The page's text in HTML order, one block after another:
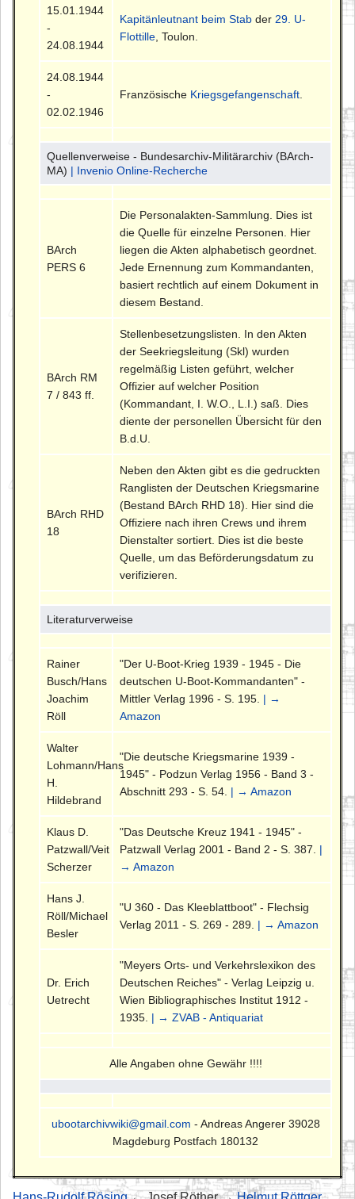
15.01.1944
-
24.08.1944
Kapitänleutnant beim Stab der 29. U-
Flottille , Toulon.
24.08.1944
-
02.02.1946
Französische Kriegsgefangenschaft
Quellenverweise - Bundesarchiv-Militärarchiv (BArch-
MA) | Invenio Online-Recherche
BArch
PERS 6
Die Personalakten-Sammlung. Dies ist
die Quelle für einzelne Personen. Hier
liegen die Akten alphabetisch geordnet.
Jede Ernennung zum Kommandanten,
basiert rechtlich auf einem Dokument in
diesem Bestand.
BArch RM
7 / 843 ff.
Stellenbesetzungslisten. In den Akten
der Seekriegsleitung (Skl) wurden
regelmäßig Listen geführt, welcher
Offizier auf welcher Position
(Kommandant, I. W.O., L.I.) saß. Dies
diente der personellen Übersicht für den
B.d.U.
BArch RHD
18
Neben den Akten gibt es die gedruckten
Ranglisten der Deutschen Kriegsmarine
(Bestand BArch RHD 18). Hier sind die
Offiziere nach ihren Crews und ihrem
Dienstalter sortiert. Dies ist die beste
Quelle, um das Beförderungsdatum zu
verifizieren.
Literaturverweise
Rainer
Busch/Hans
Joachim
Röll
"Der U-Boot-Krieg 1939 - 1945 - Die
deutschen U-Boot-Kommandanten" -
Mittler Verlag 1996 - S. 195. | →
Amazon
Walter
Lohmann/Hans
H.
Hildebrand
"Die deutsche Kriegsmarine 1939 -
1945" - Podzun Verlag 1956 - Band 3 -
Abschnitt 293 - S. 54. | → Amazon
Klaus D.
Patzwall/Veit
Scherzer
"Das Deutsche Kreuz 1941 - 1945" -
Patzwall Verlag 2001 - Band 2 - S. 387. |
→ Amazon
Hans J.
Röll/Michael
Besler
"U 360 - Das Kleeblattboot" - Flechsig
Verlag 2011 - S. 269 - 289. | → Amazon
Dr. Erich
Uetrecht
"Meyers Orts- und Verkehrslexikon des
Deutschen Reiches" - Verlag Leipzig u.
Wien Bibliographisches Institut 1912 -
1935. | → ZVAB - Antiquariat
Alle Angaben ohne Gewähr !!!!
ubootarchivwiki@gmail.com - Andreas Angerer 39028
Magdeburg Postfach 180132